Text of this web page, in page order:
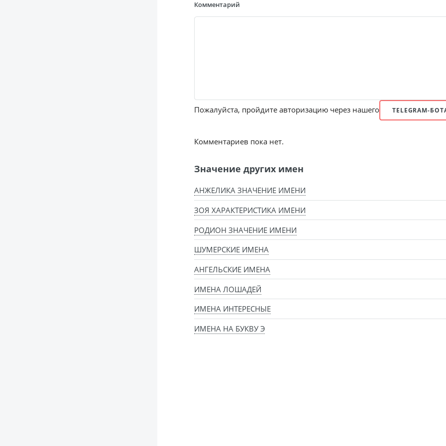
Комментарий
Пожалуйста, пройдите авторизацию через нашего TELEGRAM-
Комментариев пока нет.
Значение других имен
АНЖЕЛИКА ЗНАЧЕНИЕ ИМЕНИ
ЗОЯ ХАРАКТЕРИСТИКА ИМЕНИ
РОДИОН ЗНАЧЕНИЕ ИМЕНИ
ШУМЕРСКИЕ ИМЕНА
АНГЕЛЬСКИЕ ИМЕНА
ИМЕНА ЛОШАДЕЙ
ИМЕНА ИНТЕРЕСНЫЕ
ИМЕНА НА БУКВУ Э